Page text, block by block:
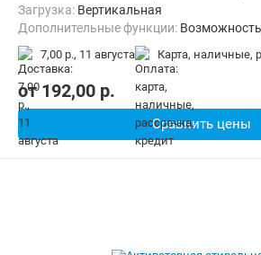
загрузка: Вертикальная
Дополнительные функции:
Ширина:
7,00 р., 11 августа карта, наличные,
от192,00 p.
Сравнить цены